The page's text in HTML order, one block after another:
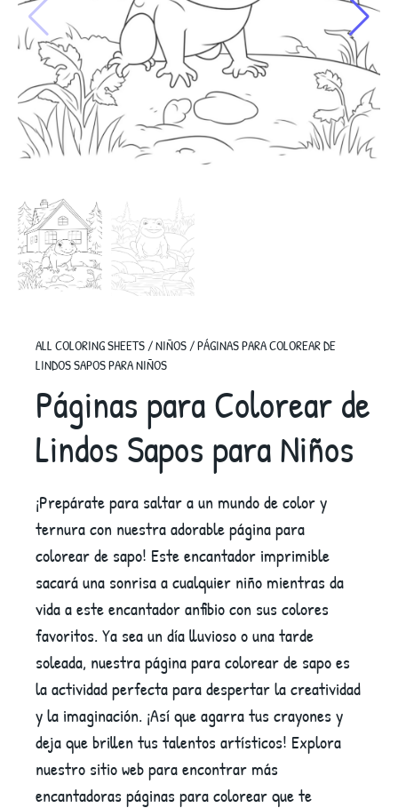
ALL COLORING SHEETS/NIÑOS/PÁGINAS PARA COLOREAR DE
LINDOS SAPOS PARA NIÑOS
Páginas para Colorear de
Lindos Sapos para Niños
¡Prepárate para saltar a un mundo de color y
ternura con nuestra adorable página para
colorear de sapo! Este encantador imprimible
sacará una sonrisa a cualquier niño mientras da
vida a este encantador anfibio con sus colores
favoritos. Ya sea un día lluvioso o una tarde
soleada, nuestra página para colorear de sapo es
la actividad perfecta para despertar la creatividad
y la imaginación. ¡Así que agarra tus crayones y
deja que brillen tus talentos artísticos! Explora
nuestro sitio web para encontrar más
encantadoras páginas para colorear que te